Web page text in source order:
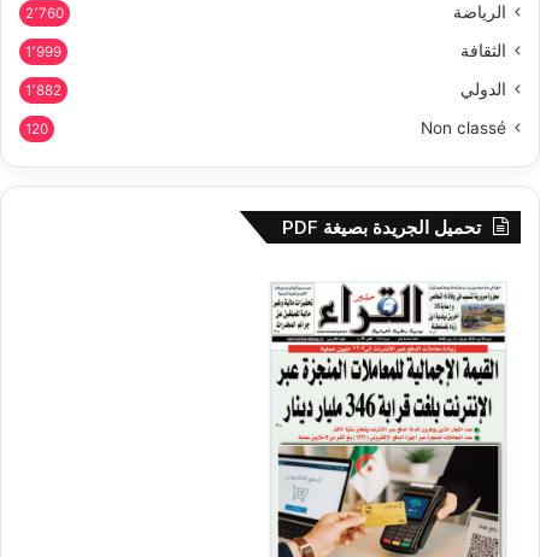
الرياضة 2٬760
الثقافة 1٬999
الدولي 1٬882
Non classé
120
تحميل الجريدة بصيغة PDF